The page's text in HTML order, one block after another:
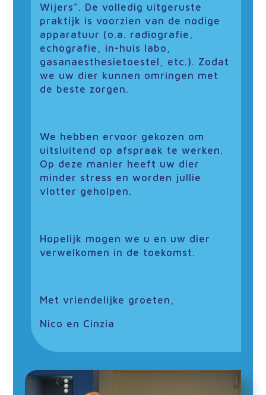
Wijers”. De volledig uitgeruste
praktijk is voorzien van de nodige
apparatuur (o.a. radiografie,
echografie, in-huis labo,
gasanaesthesietoestel, etc.). Zodat
we uw dier kunnen omringen met
de beste zorgen.
We hebben ervoor gekozen om
uitsluitend op afspraak te werken.
Op deze manier heeft uw dier
minder stress en worden jullie
vlotter geholpen.
Hopelijk mogen we u en uw dier
verwelkomen in de toekomst.
Met vriendelijke groeten,
Nico en Cinzia